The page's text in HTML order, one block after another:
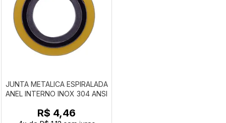
JUNTA METALICA ESPIRALADA
ANEL INTERNO INOX 304 ANSI
R$ 4,46